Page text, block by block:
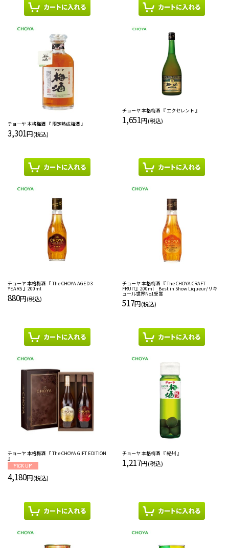
チョーヤ 本格梅酒 『 限定熟成梅酒 』
3,301円(税込)
チョーヤ 本格梅酒 『 エクセレント 』
1,651円(税込)
チョーヤ 本格梅酒 『 The CHOYA AGED 3
YEARS 』200ml
880円(税込)
チョーヤ 本格梅酒 『 The CHOYA CRAFT
FRUIT』200ml Best in Show Liqueur/リキ
ュール世界No1受賞
517円(税込)
チョーヤ 本格梅酒 『 The CHOYA GIFT EDITION
』
4,180円(税込)
チョーヤ 本格梅酒 『 紀州 』
1,217円(税込)